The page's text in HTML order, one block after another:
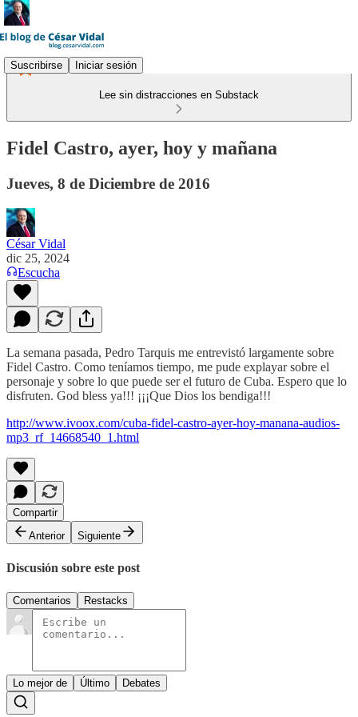
Suscribirse Iniciar sesión
Lee sin distracciones en Substack
Fidel Castro, ayer, hoy y mañana
Jueves, 8 de Diciembre de 2016
César Vidal
dic 25, 2024
Escucha
La semana pasada, Pedro Tarquis me entrevistó largamente sobre
Fidel Castro. Como teníamos tiempo, me pude explayar sobre el
personaje y sobre lo que puede ser el futuro de Cuba. Espero que lo
disfruten. God bless ya!!! ¡¡¡Que Dios los bendiga!!!
http://www.ivoox.com/cuba-fidel-castro-ayer-hoy-manana-audios-
mp3_rf_14668540_1.html
Compartir
Anterior
Siguiente
Discusión sobre este post
Comentarios Restacks
Lo mejor de Último Debates